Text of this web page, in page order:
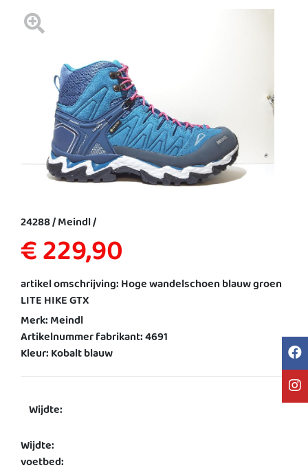
24288 / Meindl /
€ 229,90
artikel omschrijving: Hoge wandelschoen blauw groen
LITE HIKE GTX
Merk: Meindl
Artikelnummer fabrikant: 4691
Kleur: Kobalt blauw
Wijdte:
Wijdte:
voetbed: